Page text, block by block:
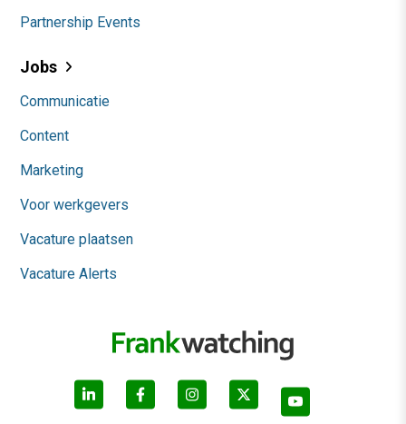
Partnership Events
Jobs
Communicatie
Content
Marketing
Voor werkgevers
Vacature plaatsen
Vacature Alerts